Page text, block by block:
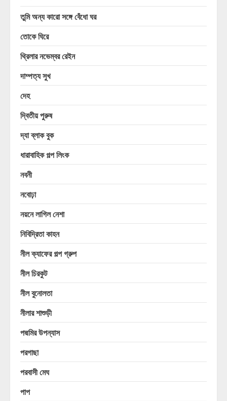
তুমি অন্য কারো সঙ্গে বেঁধো ঘর
তোকে ঘিরে
থ্রিলার নভেম্বর রেইন
দাম্পত্য সুখ
দেহ
দ্বিতীয় পুরুষ
দ্যা ব্লাক বুক
ধারাবাহিক গল্প লিংক
নবনী
নবোঢ়া
নয়নে লাগিল নেশা
নিবিদ্রিতা কাহন
নীল ক্যাফের গল্প গ্রুপ
নীল চিরকুট
নীল বুনোলতা
নীলার শাশুড়ী
পদ্মমির উপন্যাস
পরগাছা
পরবাসী মেঘ
পাপ